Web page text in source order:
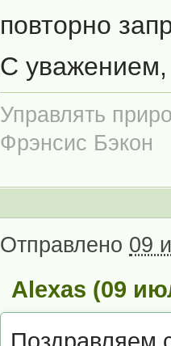
повторно
С уважением,
Управлять
Фрэнсис Бэкон
Отправлено 09
Alexas (09